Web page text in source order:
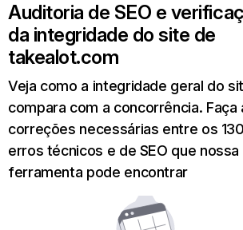
Auditoria de SEO e
da integridade do site de
takealot.com
Veja como a integridade geral do
compara com a concorrência. Faça
correções necessárias entre os
erros técnicos e de SEO que nossa
ferramenta pode encontrar